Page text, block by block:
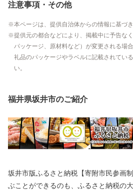
注意事項・その他
本ページは、提供自治体からの情報に基づ
提供元の都合などにより、掲載中に予告な
パッケージ、原材料など）が変更される場
礼品のパッケージやラベルに記載されてい
い。
福井県坂井市のご紹介
坂井市版ふるさと納税【寄附市民参画制度】 寄附金の使い
ぶことができるのも、ふるさと納税の